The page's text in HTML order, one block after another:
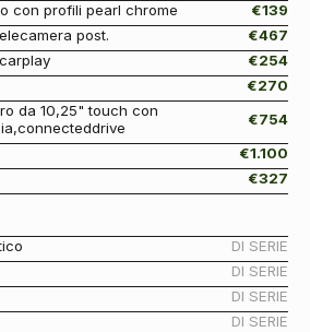
con profili pearl chrome
€139
post.
€467
€254
€270
da 10,25" touch con
€754
€1.100
€327
DI SERIE
DI SERIE
DI SERIE
DI SERIE